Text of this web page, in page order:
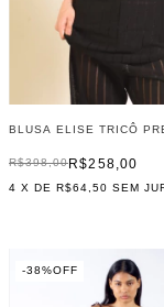
BLUSA ELISE TRICÔ
R$258,00
R$398,00
4 X DER$64,50 SEM
-38%OFF